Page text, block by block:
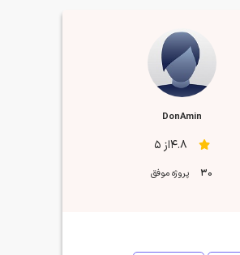
DonAmin
4.8از 5
30 پروژه موفق